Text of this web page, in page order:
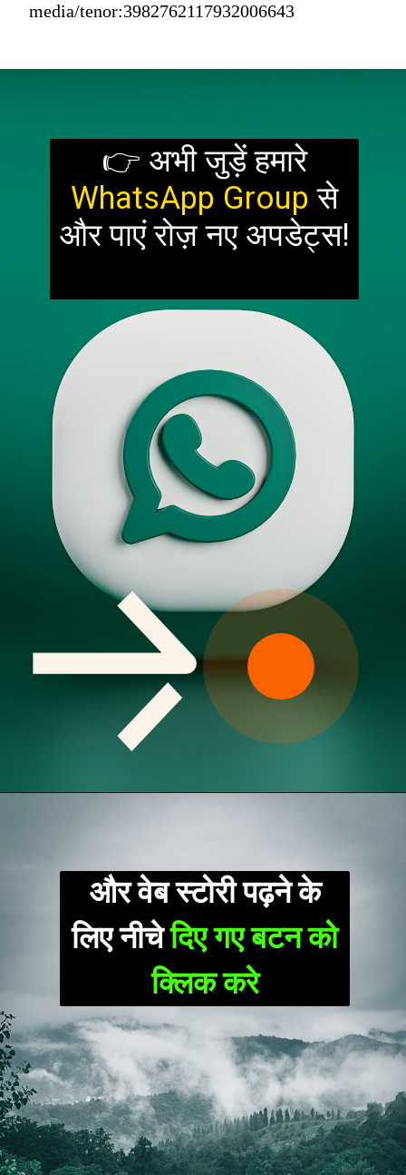
media/tenor:3982762117932006643
👉 अभी जुड़ें हमारे
WhatsApp Group से
और पाएं रोज़ नए अपडेट्स!
और वेब स्टोरी पढ़ने के
लिए नीचेदिए गए बटन को
क्लिक करे